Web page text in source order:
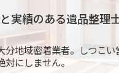
実績のある遺品整理
分地域密着業者。しつこい
対にしません。